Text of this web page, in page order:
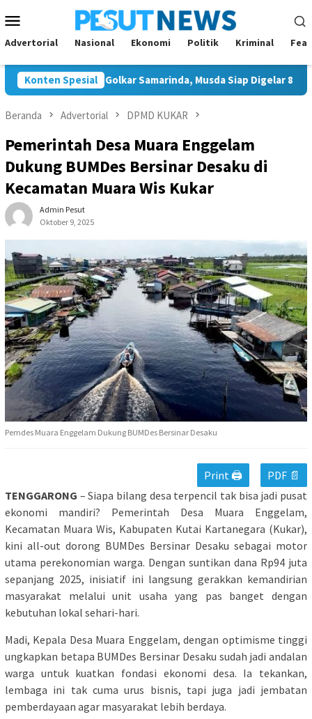
ke
kontenMobile
Advertorial Nasional Ekonomi Politik Kriminal
Konten Spesial
Ketua Golkar Samarinda, Musda Siap Digelar 8 Agustus
Beranda Advertorial DPMD KUKAR
Pemerintah Desa Muara Enggelam
Dukung BUMDes Bersinar Desaku di
Kecamatan Muara Wis Kukar
Admin Pesut
Oktober 9, 2025
Pemdes Muara Enggelam Dukung BUMDes Bersinar Desaku
Print 🖨
PDF 📄
TENGGARONG – Siapa bilang desa terpencil tak bisa jadi pusat
ekonomi mandiri? Pemerintah Desa Muara Enggelam,
Kecamatan Muara Wis, Kabupaten Kutai Kartanegara (Kukar),
kini all-out dorong BUMDes Bersinar Desaku sebagai motor
utama perekonomian warga. Dengan suntikan dana Rp94 juta
sepanjang 2025, inisiatif ini langsung gerakkan kemandirian
masyarakat melalui unit usaha yang pas banget dengan
kebutuhan lokal sehari-hari.
Madi, Kepala Desa Muara Enggelam, dengan optimisme tinggi
ungkapkan betapa BUMDes Bersinar Desaku sudah jadi andalan
warga untuk kuatkan fondasi ekonomi desa. Ia tekankan,
lembaga ini tak cuma urus bisnis, tapi juga jadi jembatan
pemberdayaan agar masyarakat lebih berdaya.